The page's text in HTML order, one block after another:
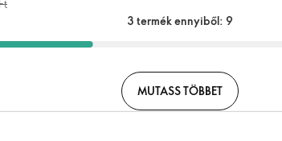
3 termék ennyiből: 9
MUTASS TÖBBET